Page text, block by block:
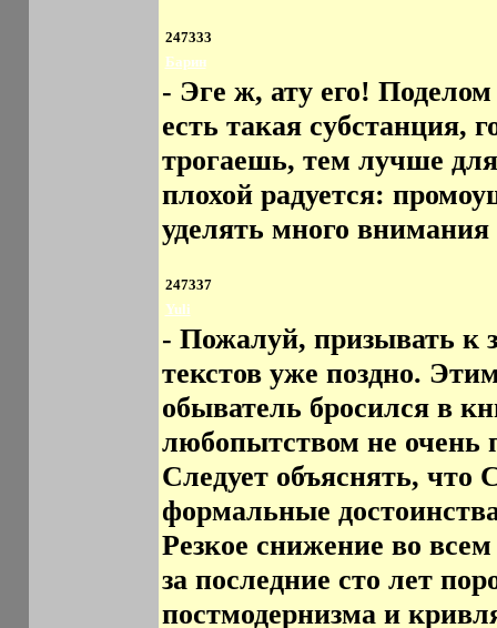
247333
Барин
- Эге ж, ату его!
есть такая субстанция,
трогаешь, тем лучше
плохой радуется:
уделять много
247337
Yuli
- Пожалуй, призывать к
текстов уже поздно.
обыватель бросился в
любопытством не очень
Следует объяснять,
формальные
Резкое снижение во
за последние сто лет
постмодернизма и